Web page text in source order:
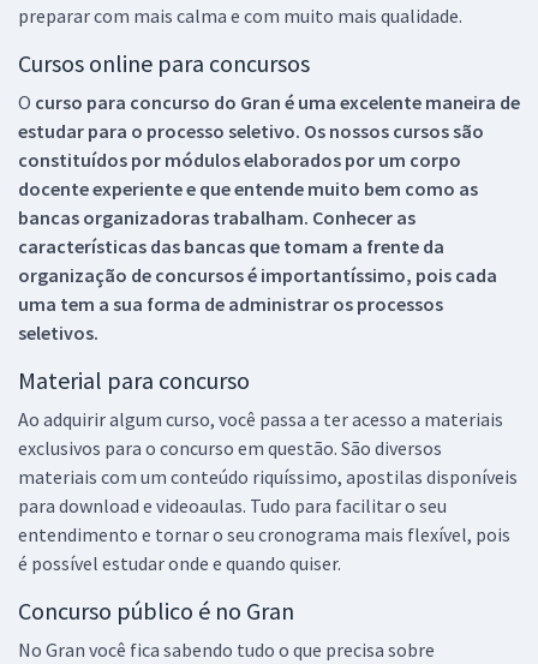
preparar com mais calma e com muito mais qualidade.
Cursos online para concursos
O curso para concurso do Gran é uma excelente maneira de
estudar para o processo seletivo. Os nossos cursos são
constituídos por módulos elaborados por um corpo
docente experiente e que entende muito bem como as
bancas organizadoras trabalham. Conhecer as
características das bancas que tomam a frente da
organização de concursos é importantíssimo, pois cada
uma tem a sua forma de administrar os processos
seletivos.
Material para concurso
Ao adquirir algum curso, você passa a ter acesso a materiais
exclusivos para o concurso em questão. São diversos
materiais com um conteúdo riquíssimo, apostilas disponíveis
para download e videoaulas. Tudo para facilitar o seu
entendimento e tornar o seu cronograma mais flexível, pois
é possível estudar onde e quando quiser.
Concurso público é no Gran
No Gran você fica sabendo tudo o que precisa sobre